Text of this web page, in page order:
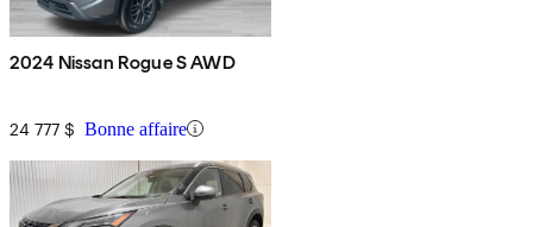
2024 Nissan Rogue S AWD
24 777 $ Bonne affaire